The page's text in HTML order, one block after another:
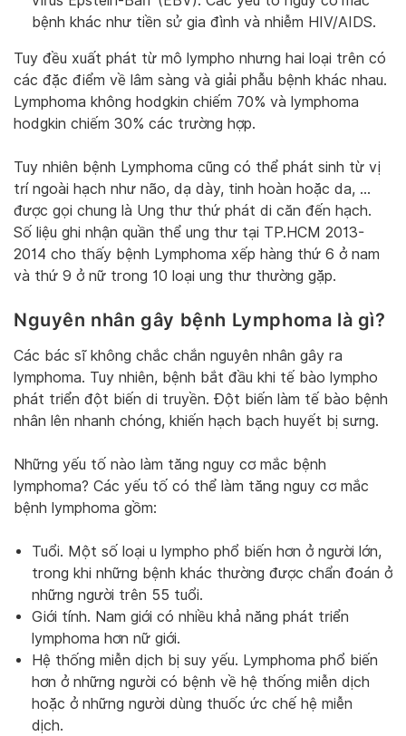
bệnh khác như tiền sử gia đình và nhiễm HIV/AIDS.
Tuy đều xuất phát từ mô lympho nhưng hai loại trên có
các đặc điểm về lâm sàng và giải phẫu bệnh khác nhau.
Lymphoma không hodgkin chiếm 70% và lymphoma
hodgkin chiếm 30% các trường hợp.
Tuy nhiên bệnh Lymphoma cũng có thể phát sinh từ vị
trí ngoài hạch như não, dạ dày, tinh hoàn hoặc da, …
được gọi chung là Ung thư thứ phát di căn đến hạch.
Số liệu ghi nhận quần thể ung thư tại TP.HCM 2013-
2014 cho thấy bệnh Lymphoma xếp hàng thứ 6 ở nam
và thứ 9 ở nữ trong 10 loại ung thư thường gặp.
Nguyên nhân gây bệnh Lymphoma là gì?
Các bác sĩ không chắc chắn nguyên nhân gây ra
lymphoma. Tuy nhiên, bệnh bắt đầu khi tế bào lympho
phát triển đột biến di truyền. Đột biến làm tế bào bệnh
nhân lên nhanh chóng, khiến hạch bạch huyết bị sưng.
Những yếu tố nào làm tăng nguy cơ mắc bệnh
lymphoma? Các yếu tố có thể làm tăng nguy cơ mắc
bệnh lymphoma gồm:
Tuổi. Một số loại u lympho phổ biến hơn ở người lớn,
trong khi những bệnh khác thường được chẩn đoán ở
những người trên 55 tuổi.
Giới tính. Nam giới có nhiều khả năng phát triển
lymphoma hơn nữ giới.
Hệ thống miễn dịch bị suy yếu. Lymphoma phổ biến
hơn ở những người có bệnh về hệ thống miễn dịch
hoặc ở những người dùng thuốc ức chế hệ miễn
dịch.